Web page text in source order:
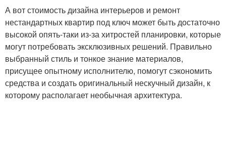
А вот стоимость дизайна интерьеров и ремонт
нестандартных квартир под ключ может быть достаточно
высокой опять-таки из-за хитростей планировки, которые
могут потребовать эксклюзивных решений. Правильно
выбранный стиль и тонкое знание материалов,
присущее опытному исполнителю, помогут сэкономить
средства и создать оригинальный нескучный дизайн, к
которому располагает необычная архитектура.